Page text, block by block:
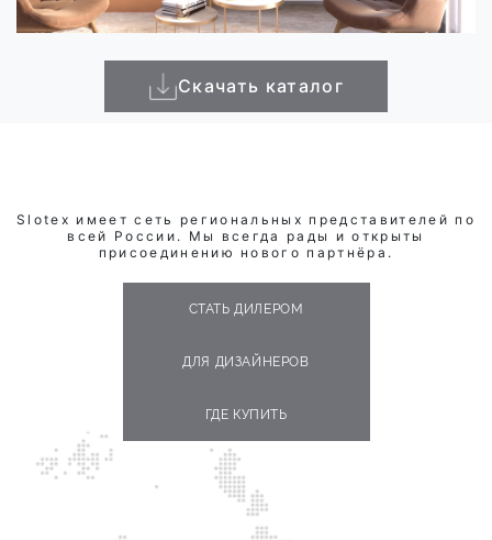
Скачать каталог
Slotex имеет сеть региональных представителей по
всей России. Мы всегда рады и открыты
присоединению нового партнёра.
СТАТЬ ДИЛЕРОМ
ДЛЯ ДИЗАЙНЕРОВ
ГДЕ КУПИТЬ